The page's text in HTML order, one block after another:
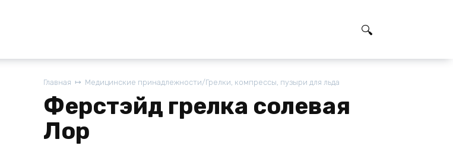
Главная Медицинские принадлежности/Грелки, компрессы, пузыри для льда
Ферстэйд грелка солевая
Лор